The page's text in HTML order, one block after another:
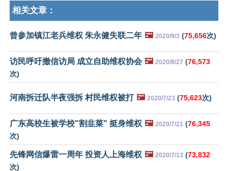
相关文章：
曾参加镇江老兵维权 朱永健失联二年 🖼️ 2020/9/3 (75,656次)
访民呼吁撤信访局 成立自助维权协会 🖼️ 2020/8/27 (76,573
次)
河南拆迁队半夜强拆 村民维权被打 🖼️ 2020/7/23 (75,623次)
广东高校生被学校"割韭菜" 挺身维权 🖼️ 2020/7/21 (76,345
次)
先锋网信爆雷一周年 投资人上海维权 🖼️ 2020/7/13 (73,832
次)